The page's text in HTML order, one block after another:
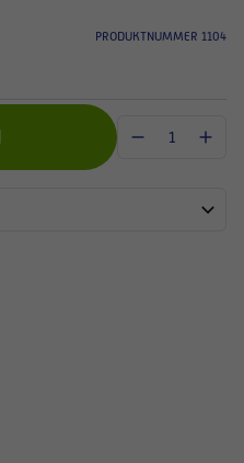
PRODUKTNUMMER 1104